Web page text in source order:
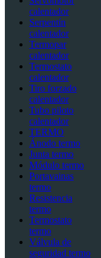
calentador
Serpentín
calentador
Termopar
calentador
Termostato
calentador
Tiro forzado
calentador
Tubo piloto
calentador
TERMO
Ánodo termo
Junta termo
Módulo termo
Portavainas
termo
Resistencia
termo
Termostato
termo
Válvula de
seguridad termo